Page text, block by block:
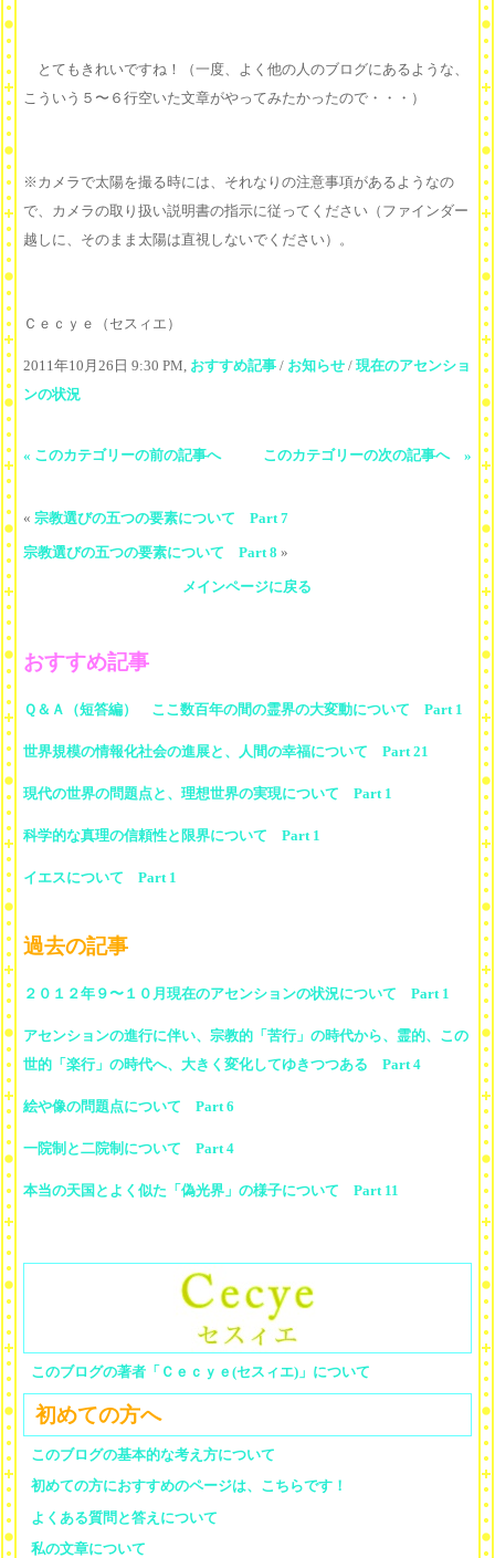
とてもきれいですね！（一度、よく他の人のブログにあるような、
こういう５〜６行空いた文章がやってみたかったので・・・）
※カメラで太陽を撮る時には、それなりの注意事項があるようなの
で、カメラの取り扱い説明書の指示に従ってください（ファインダー
越しに、そのまま太陽は直視しないでください）。
Ｃｅｃｙｅ（セスィエ）
2011年10月26日 9:30 PM, おすすめ記事 / お知らせ / 現在のアセンショ
ンの状況
« このカテゴリーの前の記事へ このカテゴリーの次の記事へ »
« 宗教選びの五つの要素について Part 7
宗教選びの五つの要素について Part 8 »
メインページに戻る
おすすめ記事
Ｑ＆Ａ（短答編） ここ数百年の間の霊界の大変動について Part 1
世界規模の情報化社会の進展と、人間の幸福について Part 21
現代の世界の問題点と、理想世界の実現について Part 1
科学的な真理の信頼性と限界について Part 1
イエスについて Part 1
過去の記事
２０１２年９〜１０月現在のアセンションの状況について Part 1
アセンションの進行に伴い、宗教的「苦行」の時代から、霊的、この
世的「楽行」の時代へ、大きく変化してゆきつつある Part 4
絵や像の問題点について Part 6
一院制と二院制について Part 4
本当の天国とよく似た「偽光界」の様子について Part 11
このブログの著者「Ｃｅｃｙｅ(セスィエ)」について
初めての方へ
このブログの基本的な考え方について
初めての方におすすめのページは、こちらです！
よくある質問と答えについて
私の文章について